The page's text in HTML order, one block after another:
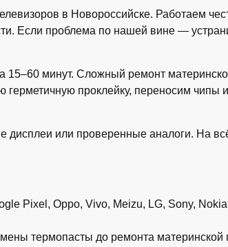
в Новороссийске. Работаем
Если проблема по нашей вине —
15–60 минут. Сложный ремонт
герметичную проклейку, переносим
дисплеи или проверенные аналоги. На
Pixel, Oppo, Vivo, Meizu, LG, Sony,
термопасты до ремонта материнской